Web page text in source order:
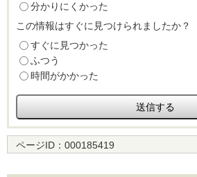
分かりにくかった
この情報はすぐに見つけられましたか？
すぐに見つかった
ふつう
時間がかかった
ページID： 000185419